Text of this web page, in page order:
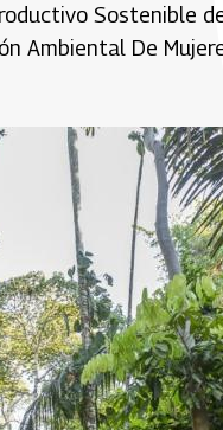
Sostenible
Ambiental De